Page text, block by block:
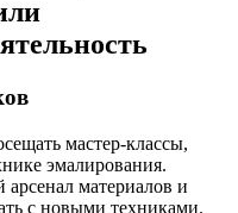
мастер-классы,
эмалирования.
материалов и
с новыми техниками.